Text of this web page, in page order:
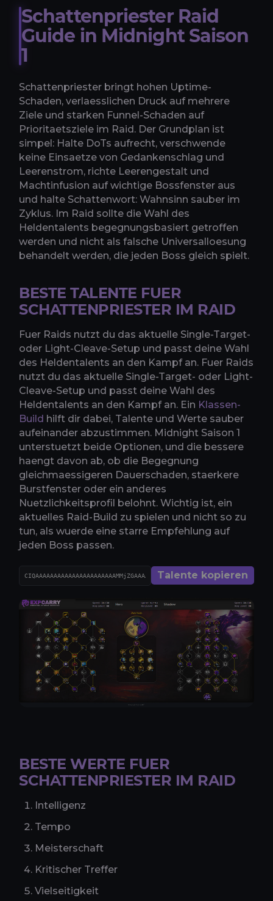
Schattenpriester Raid
Guide in Midnight Saison
1
Schattenpriester bringt hohen Uptime-
Schaden, verlaesslichen Druck auf mehrere
Ziele und starken Funnel-Schaden auf
Prioritaetsziele im Raid. Der Grundplan ist
simpel: Halte DoTs aufrecht, verschwende
keine Einsaetze von Gedankenschlag und
Leerenstrom, richte Leerengestalt und
Machtinfusion auf wichtige Bossfenster aus
und halte Schattenwort: Wahnsinn sauber im
Zyklus. Im Raid sollte die Wahl des
Heldentalents begegnungsbasiert getroffen
werden und nicht als falsche Universalloesung
behandelt werden, die jeden Boss gleich spielt.
BESTE TALENTE FUER
SCHATTENPRIESTER IM RAID
Fuer Raids nutzt du das aktuelle Single-Target-
oder Light-Cleave-Setup und passt deine Wahl
des Heldentalents an den Kampf an. Fuer Raids
nutzt du das aktuelle Single-Target- oder Light-
Cleave-Setup und passt deine Wahl des
Heldentalents an den Kampf an. Ein Klassen-
Build hilft dir dabei, Talente und Werte sauber
aufeinander abzustimmen. Midnight Saison 1
unterstuetzt beide Optionen, und die bessere
haengt davon ab, ob die Begegnung
gleichmaessigeren Dauerschaden, staerkere
Burstfenster oder ein anderes
Nuetzlichkeitsprofil belohnt. Wichtig ist, ein
aktuelles Raid-Build zu spielen und nicht so zu
tun, als wuerde eine starre Empfehlung auf
jeden Boss passen.
Talente kopieren
BESTE WERTE FUER
SCHATTENPRIESTER IM RAID
Intelligenz
Tempo
Meisterschaft
Kritischer Treffer
Vielseitigkeit